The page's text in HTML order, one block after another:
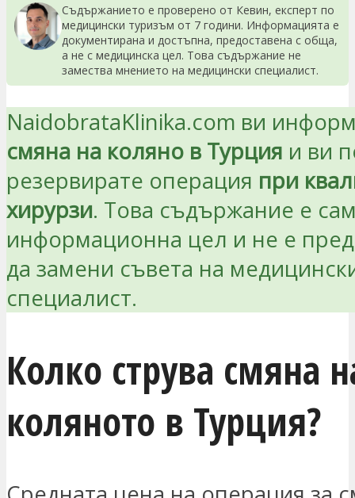
Съдържанието е проверено от Кевин, експерт по
медицински туризъм от 7 години. Информацията е
документирана и достъпна, предоставена с обща,
а не с медицинска цел. Това съдържание не
замества мнението на медицински специалист.
NaidobrataKlinika.com ви
смяна на коляно в Турция и ви
резервирате операция при
хирурзи. Това съдържание е
информационна цел и не е
да замени съвета на
специалист.
Колко струва смяна
коляното в Турция?